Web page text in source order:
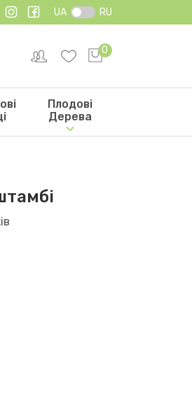
UA RU
0
Плодові
Дерева